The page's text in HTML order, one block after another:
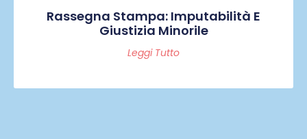
Rassegna Stampa: Imputabilità E
Giustizia Minorile
Leggi Tutto